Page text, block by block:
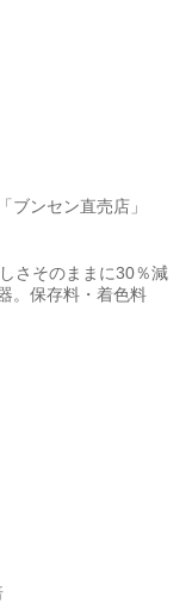
ンセン直売店」
そのままに30％減
。保存料・着色料